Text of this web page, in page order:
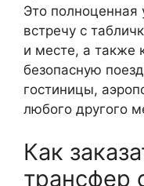
Это
встречу с
и месте, а также
безопасную
гостиницы,
любого другого
Как
трансфер